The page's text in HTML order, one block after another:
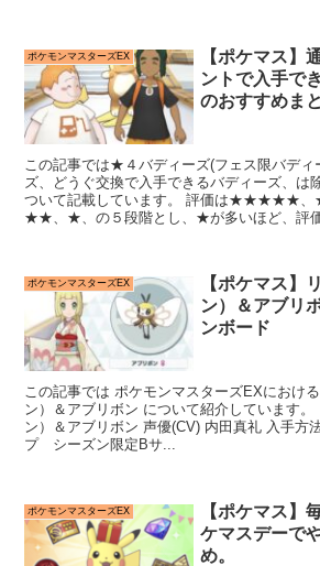
ポケモンマスターズEX
【ポケマス】
ントで入手で
のおすすめま
この記事では★４バディーズ(フェス限バディ
ズ、どうぐ交換で入手できるバディーズ、は
ついて記載しています。 評価は
★★、★、の５段階とし、★が多いほど、評価
ポケモンマスターズEX
【ポケマス】
ン）＆アブリ
ンボード
この記事では ポケモンマスターズEXにおけ
ン）＆アブリボン について紹介しています
ン）＆アブリボン 声優(CV) 内田真礼 入手方
プ シーズン限定Bサ...
ポケモンマスターズEX
【ポケマス】
ケマスデーで
め。